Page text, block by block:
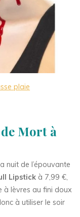
plaie
Mort à
nuit de l’épouvante
Lipstick à 7,99 €,
à lèvres au fini doux
à utiliser le soir